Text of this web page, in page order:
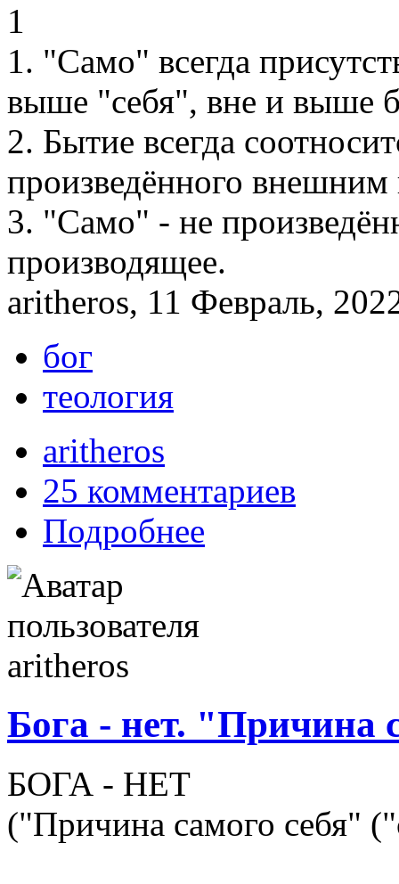
1
1. "Само" всегда
выше "себя", вне и выше
2. Бытие всегда
произведённого
3. "Само" - не
производящее.
aritheros, 11 Февраль,
бог
теология
aritheros
25 комментариев
Подробнее
Бога - нет. "Причина
БОГА - НЕТ
("Причина самого себя"